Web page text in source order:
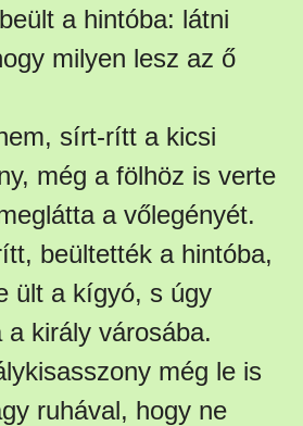
a hintóba: látni
milyen lesz az ő
sírt-rítt a kicsi
még a fölhöz is verte
a vőlegényét.
beültették a hintóba,
ült a kígyó, s úgy
király városába.
még le is
ruhával, hogy ne